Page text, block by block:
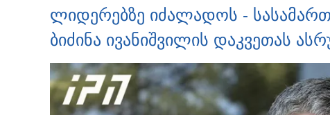
ლიდერებზე იძალადოს -
ბიძინა ივანიშვილის დაკვეთას